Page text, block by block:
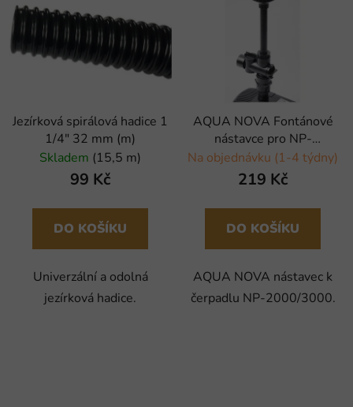
Jezírková spirálová hadice 1
1/4" 32 mm (m)
Skladem (15,5 m)
99 Kč
DO KOŠÍKU
Univerzální a odolná
jezírková hadice.
AQUA NOVA Fontánové
nástavce pro NP-
2000/3000
Na objednávku (1-4 týdny)
219 Kč
DO KOŠÍKU
AQUA NOVA nástavec k
čerpadlu NP-2000/3000.